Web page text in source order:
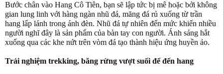
Bước chân vào Hang Cô Tiên, bạn sẽ lập tức bị mê hoặc bởi không
gian lung linh với hàng ngàn nhũ đá, măng đá rủ xuống từ trần
hang lấp lánh trong ánh đèn. Nhũ đá tự nhiên đến mức khiến nhiều
người nghĩ đây là sản phẩm của bàn tay con người. Ánh sáng hắt
xuống qua các khe nứt trên vòm đá tạo thành hiệu ứng huyền ảo.
Trải nghiệm trekking, băng rừng vượt suối để đến hang